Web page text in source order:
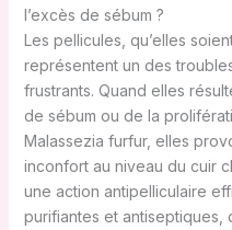
l’excès de sébum ?
Les pellicules, qu’elles
représentent un des
frustrants. Quand elles
de sébum ou de la
Malassezia furfur, elles
inconfort au niveau du cuir
une action antipelliculaire
purifiantes et antiseptiques,